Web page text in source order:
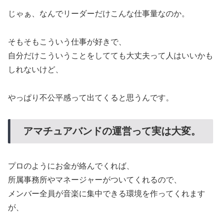
じゃぁ、なんでリーダーだけこんな仕事量なのか。
そもそもこういう仕事が好きで、
自分だけこういうことをしてても大丈夫って人はいいかも
しれないけど、
やっぱり不公平感って出てくると思うんです。
アマチュアバンドの運営って実は大変。
プロのようにお金が絡んでくれば、
所属事務所やマネージャーがついてくれるので、
メンバー全員が音楽に集中できる環境を作ってくれます
が、